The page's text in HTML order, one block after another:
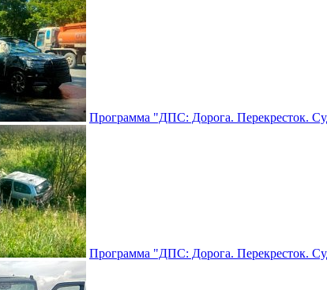
Программа "ДПС: Дорога. Перекресток.
Программа "ДПС: Дорога. Перекресток.